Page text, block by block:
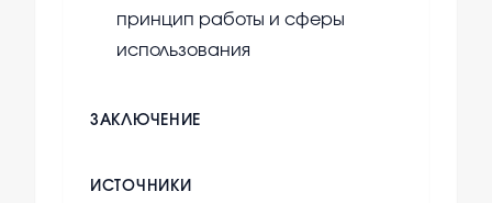
принцип работы и сферы
использования
ЗАКЛЮЧЕНИЕ
ИСТОЧНИКИ